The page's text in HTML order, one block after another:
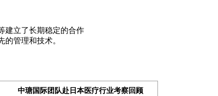
建立了长期稳定的合作
管理和技术。
中瑭国际团队赴日本医疗行业考察回顾